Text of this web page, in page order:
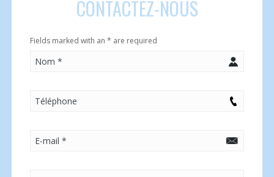
CONTACTEZ-NOUS
Fields marked with an* are required